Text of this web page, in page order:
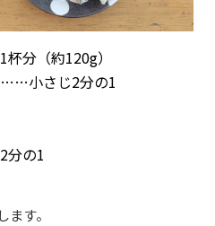
分（約120g）
……小さじ2分の1
分の1
す。